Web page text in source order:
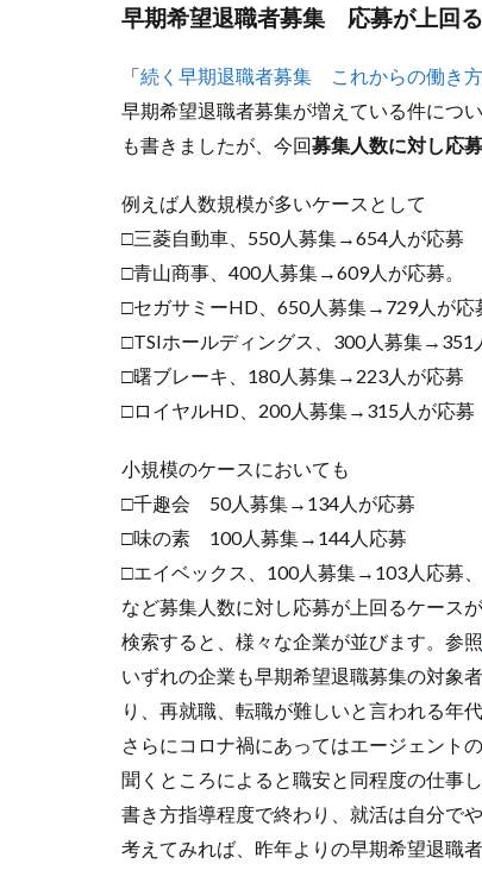
早期希望退職者募集 応募が上回
「続く早期退職者募集 これからの働き
早期希望退職者募集が増えている件につ
も書きましたが、今回募集人数に対し応
例えば人数規模が多いケースとして
□三菱自動車、550人募集→654人が応募
□青山商事、400人募集→609人が応募。
□セガサミーHD、650人募集→729人が応
□TSIホールディングス、300人募集→351
□曙ブレーキ、180人募集→223人が応募
□ロイヤルHD、200人募集→315人が応募
小規模のケースにおいても
□千趣会 50人募集→134人が応募
□味の素 100人募集→144人応募
□エイベックス、100人募集→103人応募、
など募集人数に対し応募が上回るケー
検索すると、様々な企業が並びます。参
いずれの企業も早期希望退職募集の対象
り、再就職、転職が難しいと言われる年代
さらにコロナ禍にあってはエージェント
聞くところによると職安と同程度の仕事
書き方指導程度で終わり、就活は自分で
考えてみれば、昨年よりの早期希望退職